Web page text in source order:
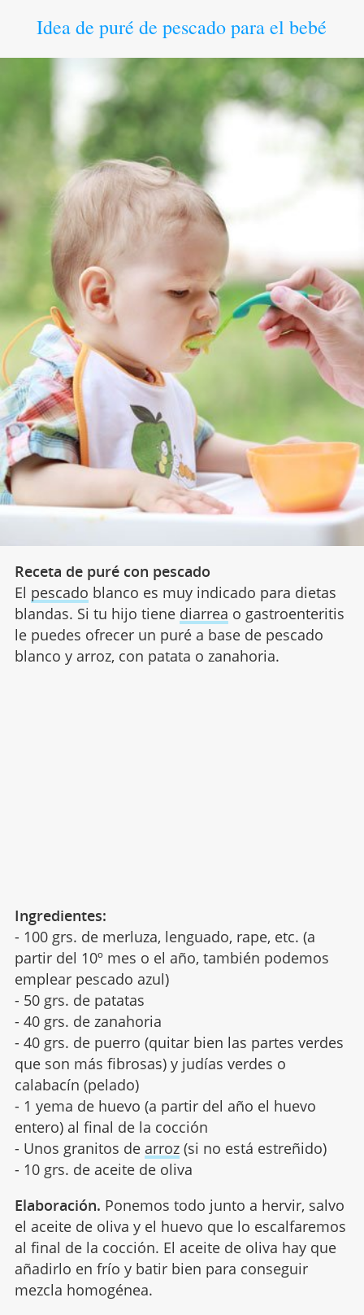
Idea de puré de pescado para el bebé
Receta de puré con pescado
El pescado blanco es muy indicado para dietas
blandas. Si tu hijo tiene diarrea o gastroenteritis
le puedes ofrecer un puré a base de pescado
blanco y arroz, con patata o zanahoria.
Ingredientes:
- 100 grs. de merluza, lenguado, rape, etc. (a
partir del 10º mes o el año, también podemos
emplear pescado azul)
- 50 grs. de patatas
- 40 grs. de zanahoria
- 40 grs. de puerro (quitar bien las partes verdes
que son más fibrosas) y judías verdes o
calabacín (pelado)
- 1 yema de huevo (a partir del año el huevo
entero) al final de la cocción
- Unos granitos de arroz(si no está estreñido)
- 10 grs. de aceite de oliva
Elaboración. Ponemos todo junto a hervir, salvo
el aceite de oliva y el huevo que lo escalfaremos
al final de la cocción. El aceite de oliva hay que
añadirlo en frío y batir bien para conseguir
mezcla homogénea.